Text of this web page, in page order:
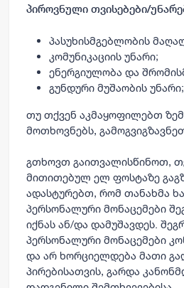
პიროვნული თვისებები/
პასუხისმგებლობის
კომუნიკაციის უნარი;
ენერგიულობა და
გუნდური მუშაობის უნარი;
თუ თქვენ აკმაყოფილებთ
მოთხოვნებს,
გთხოვთ გაითვალისწინოთ,
მითითებულ ელ ფოსტაზე
ადასტურებთ, რომ თანახმა
პერსონალური მონაცემები
იქნას ან/და დამუშავდეს.
პერსონალური მონაცემები
და არ ხორციელდება მათი
პირებისათვის, გარდა